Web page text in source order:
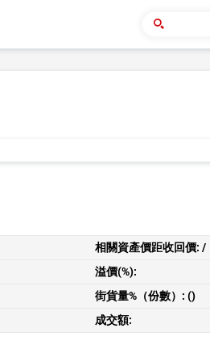
相關資產價距收回價: /
溢價(%):
街貨量%（份數）: ()
成交額: